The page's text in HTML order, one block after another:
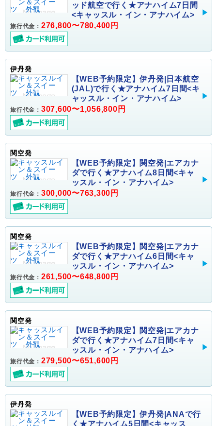
ッド航空で行く★アナハイム7日間
<キャッスル・イン・アナハイム>
旅行代金： 276,800〜780,400円
伊丹発
【WEB予約限定】伊丹発|日本航空
(JAL)で行く★アナハイム7日間<キ
ャッスル・イン・アナハイム>
旅行代金： 307,600〜1,056,800円
関空発
【WEB予約限定】関空発|エアカナ
ダで行く★アナハイム8日間<キャ
ッスル・イン・アナハイム>
旅行代金： 300,000〜763,300円
関空発
【WEB予約限定】関空発|エアカナ
ダで行く★アナハイム6日間<キャ
ッスル・イン・アナハイム>
旅行代金： 261,500〜648,800円
関空発
【WEB予約限定】関空発|エアカナ
ダで行く★アナハイム7日間<キャ
ッスル・イン・アナハイム>
旅行代金： 279,500〜651,600円
伊丹発
【WEB予約限定】伊丹発|ANAで行
く★アナハイム5日間<キャッス